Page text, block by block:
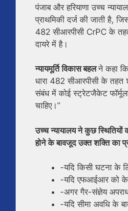
पंजाब और हरियाणा उच्च
प्राथमिकी दर्ज की जाती है,
482 सीआरपीसी CrPC के
दायरे में है।
न्यायमूर्ति विकास बहलने कहा
धारा 482 सीआरपीसी के तहत
संबंध में कोई स्ट्रेटजैकेट फॉर्मूला
चाहिए।”
उच्च न्यायालय ने कुछ स्थितियों
होने के बावजूद उक्त शक्ति का
-यदि किसी घटना के
-यदि एफआईआर को
-अगर गैर-संज्ञेय
-यदि सीमा अवधि के